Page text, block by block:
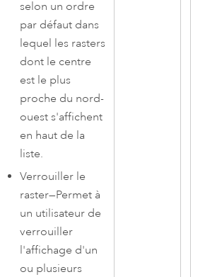
selon un ordre
par défaut dans
lequel les rasters
dont le centre
est le plus
proche du nord-
ouest s'affichent
en haut de la
liste.
Verrouiller le
raster—Permet à
un utilisateur de
verrouiller
l'affichage d'un
ou plusieurs